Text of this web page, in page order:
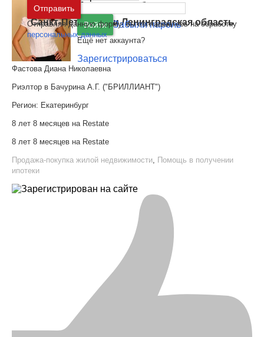
Москва и
Московская область
Санкт-Петербург иЛенинградская область
Войти Забыли пароль
Ещё нет аккаунта?
Зарегистрироваться
Фастова Диана Николаевна
Риэлтор в Бачурина А.Г. ("БРИЛЛИАНТ")
Регион: Екатеринбург
8 лет 8 месяцев на Restate
8 лет 8 месяцев на Restate
Продажа-покупка жилой недвижимости, Помощь в получении
ипотеки
Отправить
Отправляя данную форму, вы соглашаетесь на обработку
персональных данных